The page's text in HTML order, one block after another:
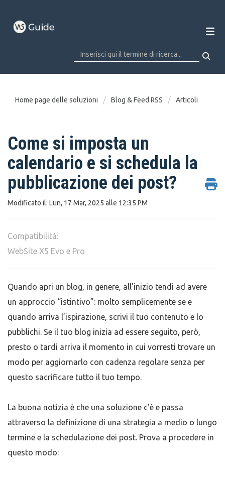
Home page delle soluzioni Blog & Feed RSS Articoli
Come si imposta un
calendario e si schedula la
pubblicazione dei post?
Modificato il: Lun, 17 Mar, 2025 alle 12:35 PM
Compatibilità:
WebSite X5 Evo e Pro
Quando apri un blog, in genere, all'inizio tendi ad avere
un approccio “istintivo”: molto semplicemente se e
quando arriva l’ispirazione, scrivi il tuo contenuto e lo
pubblichi. Se il tuo blog inizia ad essere seguito, però,
presto o tardi arriva il momento in cui vorresti trovare un
modo per aggiornarlo con cadenza regolare senza per
questo sacrificare tutto il tuo tempo.
La buona notizia è che una soluzione c’è e passa
attraverso la definizione di una strategia a medio o lungo
termine e la schedulazione dei post. Prova a procedere in
questo modo: